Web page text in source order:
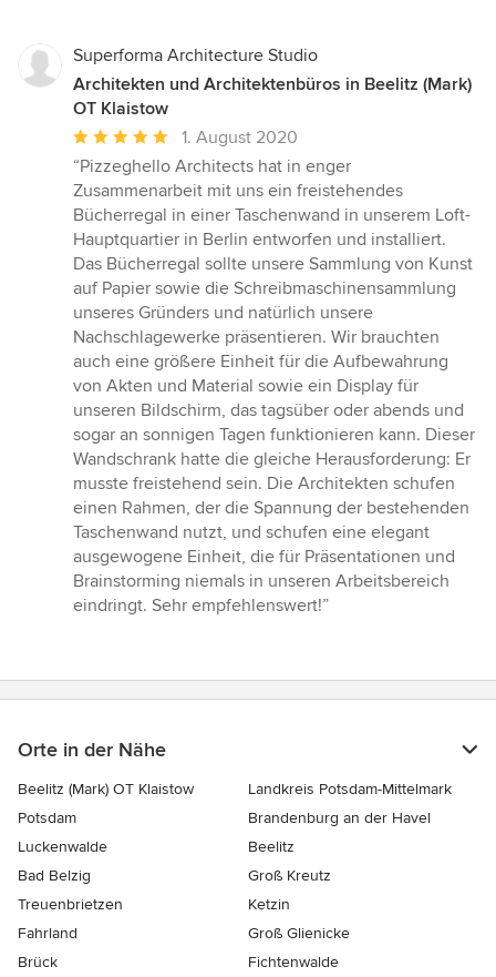
Superforma Architecture Studio
Architekten und Architektenbüros in Beelitz (Mark)
OT Klaistow
Durchschnittliche
Bewertung:
5
von
5
Sternen
1. August 2020
“Pizzeghello Architects hat in enger
Zusammenarbeit mit uns ein freistehendes
Bücherregal in einer Taschenwand in unserem Loft-
Hauptquartier in Berlin entworfen und installiert.
Das Bücherregal sollte unsere Sammlung von Kunst
auf Papier sowie die Schreibmaschinensammlung
unseres Gründers und natürlich unsere
Nachschlagewerke präsentieren. Wir brauchten
auch eine größere Einheit für die Aufbewahrung
von Akten und Material sowie ein Display für
unseren Bildschirm, das tagsüber oder abends und
sogar an sonnigen Tagen funktionieren kann. Dieser
Wandschrank hatte die gleiche Herausforderung: Er
musste freistehend sein. Die Architekten schufen
einen Rahmen, der die Spannung der bestehenden
Taschenwand nutzt, und schufen eine elegant
ausgewogene Einheit, die für Präsentationen und
Brainstorming niemals in unseren Arbeitsbereich
eindringt. Sehr empfehlenswert!”
Orte in der Nähe
Beelitz (Mark) OT Klaistow
Landkreis Potsdam-Mittelmark
Potsdam
Brandenburg an der Havel
Luckenwalde
Beelitz
Bad Belzig
Groß Kreutz
Treuenbrietzen
Ketzin
Fahrland
Groß Glienicke
Brück
Fichtenwalde